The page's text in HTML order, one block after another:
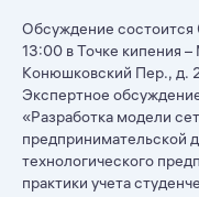
Обсуждение состоится
13:00 в Точке кипения
Конюшковский Пер., д.
Экспертное
«Разработка модели
предпринимательской
технологического
практики учета